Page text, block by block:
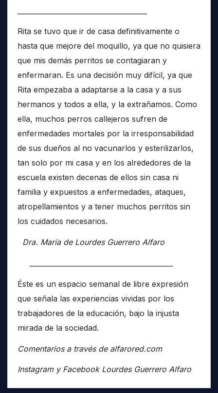
Rita se tuvo que ir de casa definitivamente o
hasta que mejore del moquillo, ya que no quisiera
que mis demás perritos se contagiaran y
enfermaran. Es una decisión muy difícil, ya que
Rita empezaba a adaptarse a la casa y a sus
hermanos y todos a ella, y la extrañamos. Como
ella, muchos perros callejeros sufren de
enfermedades mortales por la irresponsabilidad
de sus dueños al no vacunarlos y esterilizarlos,
tan solo por mi casa y en los alrededores de la
escuela existen decenas de ellos sin casa ni
familia y expuestos a enfermedades, ataques,
atropellamientos y a tener muchos perritos sin
los cuidados necesarios.
Dra. María de Lourdes Guerrero Alfaro
Éste es un espacio semanal de libre expresión
que señala las experiencias vividas por los
trabajadores de la educación, bajo la injusta
mirada de la sociedad.
Comentarios a través de alfarored.com
Instagram y Facebook Lourdes Guerrero Alfaro